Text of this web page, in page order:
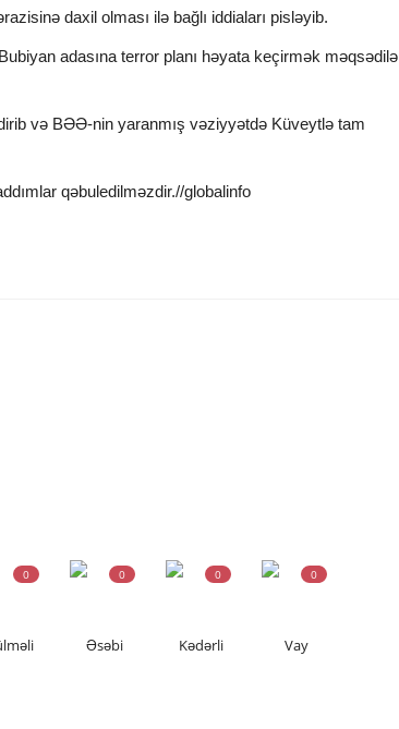
daxil olması ilə bağlı iddiaları pisləyib.
adasına terror planı həyata keçirmək məqsədilə
və BƏƏ-nin yaranmış vəziyyətdə Küveytlə tam
qəbuledilməzdir.//globalinfo
0
Əsəbi
0
Kədərli
0
Vay
0